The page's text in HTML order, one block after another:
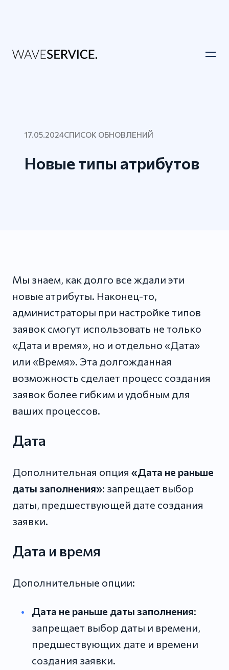
17.05.2024СПИСОК ОБНОВЛЕНИЙ
Новые типы атрибутов
Мы знаем, как долго все ждали эти
новые атрибуты. Наконец-то,
администраторы при настройке типов
заявок смогут использовать не только
«Дата и время», но и отдельно «Дата»
или «Время». Эта долгожданная
возможность сделает процесс создания
заявок более гибким и удобным для
ваших процессов.
Дата
Дополнительная опция «Дата не раньше
даты заполнения»: запрещает выбор
даты, предшествующей дате создания
заявки.
Дата и время
Дополнительные опции:
Дата не раньше даты заполнения:
запрещает выбор даты и времени,
предшествующих дате и времени
создания заявки.